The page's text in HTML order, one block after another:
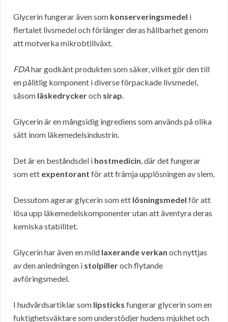
Glycerin fungerar även som konserveringsmedel i
flertalet livsmedel och förlänger deras hållbarhet genom
att motverka mikrobtillväxt.
FDAhar godkänt produkten som säker, vilket gör den till
en pålitlig komponent i diverse förpackade livsmedel,
såsom läskedryckeroch sirap.
Glycerin är en mångsidig ingrediens som används på olika
sätt inom läkemedelsindustrin.
Det är en beståndsdel i hostmedicin, där det fungerar
som ett expentorant för att främja upplösningen av slem.
Dessutom agerar glycerin som ett lösningsmedel för att
lösa upp läkemedelskomponenter utan att äventyra deras
kemiska stabilitet.
Glycerin har även en mild laxerande verkan och nyttjas
av den anledningen i stolpilleroch flytande
avföringsmedel.
I hudvårdsartiklar som lipsticks fungerar glycerin som en
fuktighetsväktare som understödjer hudens mjukhet och